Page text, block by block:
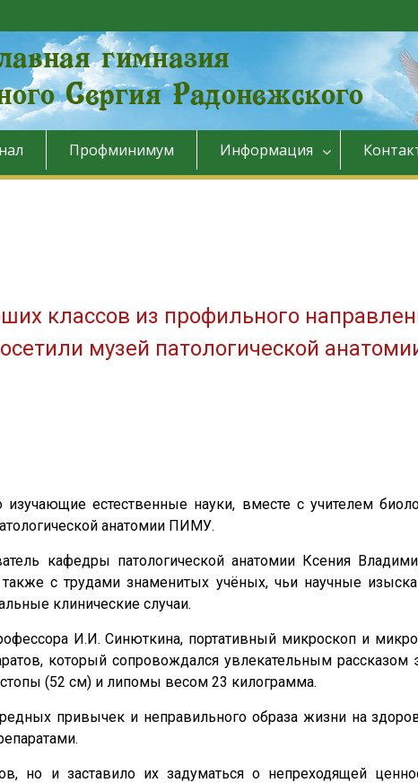
Профминимум Информация
классов из профильного
музей патологической
естественные науки, вместе с учителем
анатомии ПИМУ.
кафедры патологической анатомии Ксения
с трудами знаменитых учёных, чьи научные
клинические случаи.
И.И. Синюткина, портативный микроскоп и
который сопровождался увлекательным рассказом
стопы (52 см) и липомы весом 23 килограмма.
привычек и неправильного образа жизни на
но и заставило их задуматься о непреходящей